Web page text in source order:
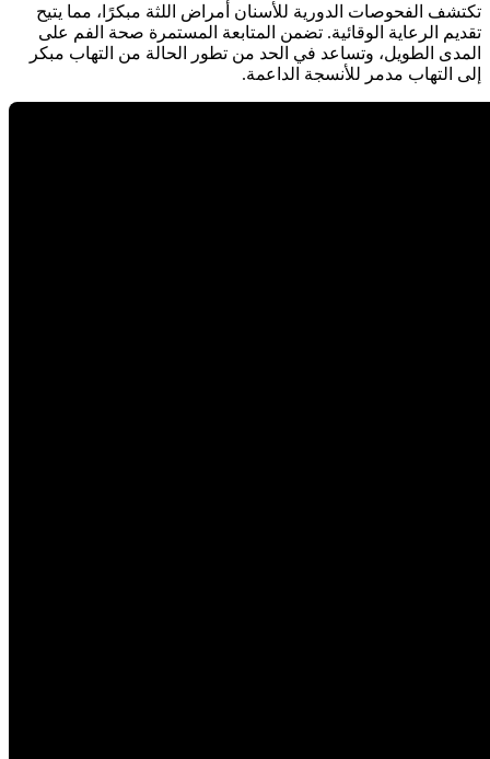
تكتشف الفحوصات الدورية للأسنان أمراض اللثة مبكرًا، مما يتيح
تقديم الرعاية الوقائية. تضمن المتابعة المستمرة صحة الفم على
المدى الطويل، وتساعد في الحد من تطور الحالة من التهاب مبكر
إلى التهاب مدمر للأنسجة الداعمة.